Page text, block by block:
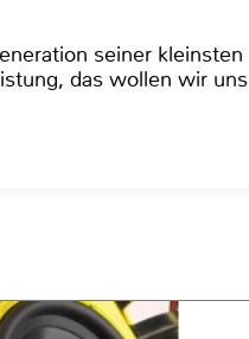
seiner kleinsten
das wollen wir uns